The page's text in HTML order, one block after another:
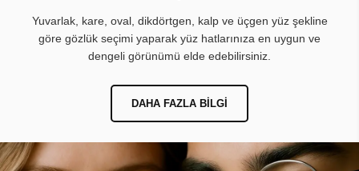
Yuvarlak, kare, oval, dikdörtgen, kalp ve üçgen yüz şekline
göre gözlük seçimi yaparak yüz hatlarınıza en uygun ve
dengeli görünümü elde edebilirsiniz.
DAHA FAZLA BILGI